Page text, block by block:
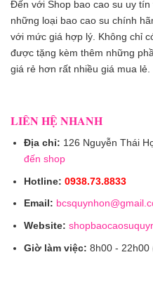
Đến với Shop bao cao su uy
những loại bao cao su chính
với mức giá hợp lý. Không chỉ
được tặng kèm thêm những
giá rẻ hơn rất nhiều giá mua lẻ.
LIÊN HỆ NHANH
Địa chỉ: 126 Nguyễn Thái
đến shop
Hotline: 0938.73.8833
Email:
Website:
Giờ làm việc: 8h00 - 22h00